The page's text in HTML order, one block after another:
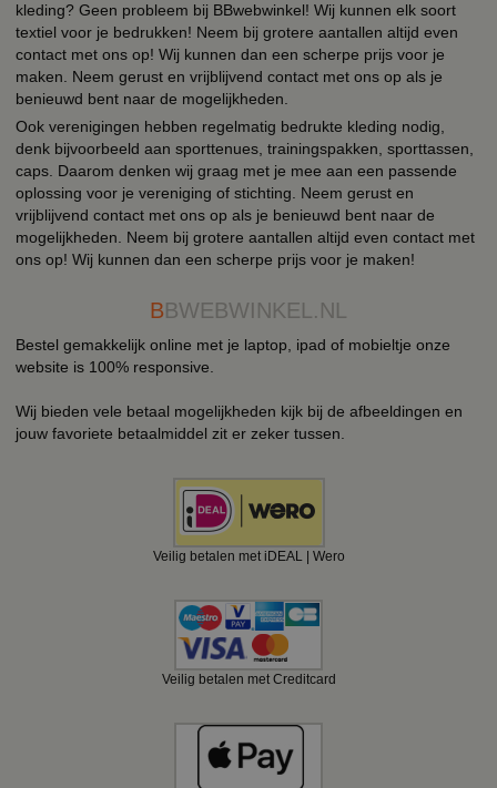
kleding? Geen probleem bij BBwebwinkel! Wij kunnen elk soort
textiel voor je bedrukken! Neem bij grotere aantallen altijd even
contact met ons op! Wij kunnen dan een scherpe prijs voor je
maken. Neem gerust en vrijblijvend contact met ons op als je
benieuwd bent naar de mogelijkheden.
Ook verenigingen hebben regelmatig bedrukte kleding nodig,
denk bijvoorbeeld aan sporttenues, trainingspakken, sporttassen,
caps. Daarom denken wij graag met je mee aan een passende
oplossing voor je vereniging of stichting. Neem gerust en
vrijblijvend contact met ons op als je benieuwd bent naar de
mogelijkheden. Neem bij grotere aantallen altijd even contact met
ons op! Wij kunnen dan een scherpe prijs voor je maken!
BBWEBWINKEL.NL
Bestel gemakkelijk online met je laptop, ipad of mobieltje onze
website is 100% responsive.
Wij bieden vele betaal mogelijkheden kijk bij de afbeeldingen en
jouw favoriete betaalmiddel zit er zeker tussen.
Veilig betalen met iDEAL | Wero
Veilig betalen met Creditcard